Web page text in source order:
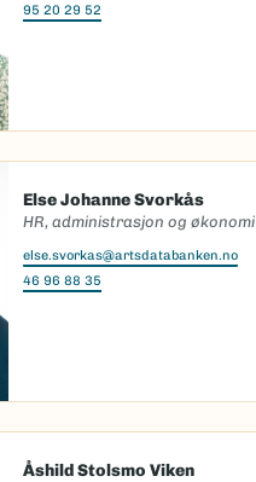
95 20 29 52
Else Johanne Svorkås
HR, administrasjon og økonomi
else.svorkas@artsdatabanken.no
46 96 88 35
Åshild Stolsmo Viken